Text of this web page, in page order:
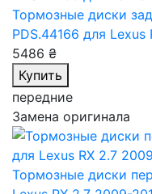
Тормозные диски
PDS.44166 для Lexus
5486 ₴
Купить
передние
Замена оригинала
Тормозные диски